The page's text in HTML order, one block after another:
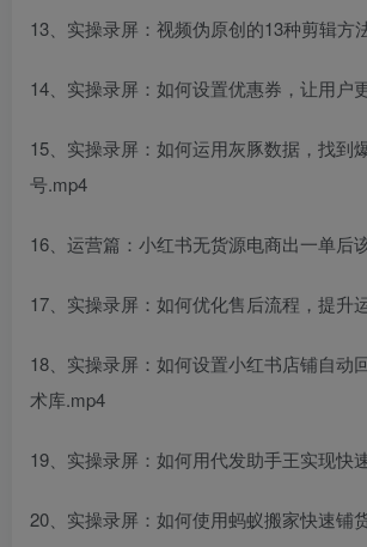
13、实操录屏：视频伪原创的13种剪辑方
14、实操录屏：如何设置优惠券，让用户
15、实操录屏：如何运用灰豚数据，找到
号.mp4
16、运营篇：小红书无货源电商出一单后
17、实操录屏：如何优化售后流程，提升
18、实操录屏：如何设置小红书店铺自动
术库.mp4
19、实操录屏：如何用代发助手王实现快
20、实操录屏：如何使用蚂蚁搬家快速铺